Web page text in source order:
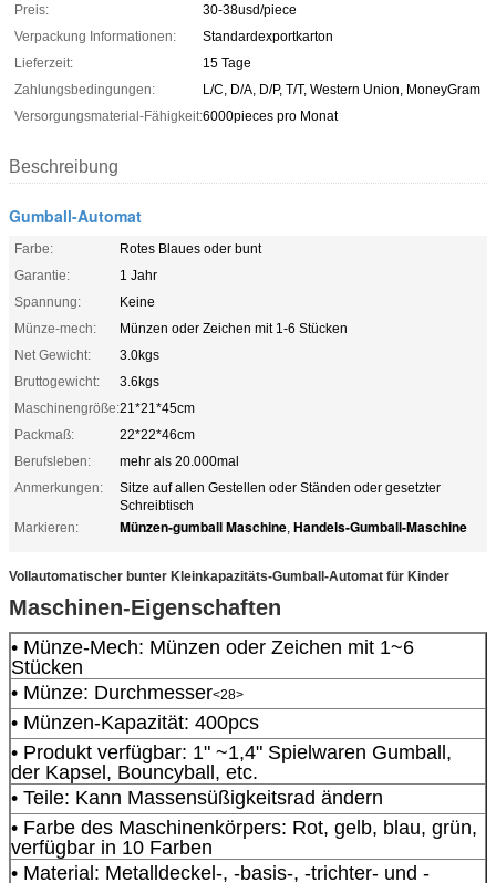
Preis:
30-38usd/piece
Verpackung Informationen:
Standardexportkarton
Lieferzeit:
15 Tage
Zahlungsbedingungen:
L/C, D/A, D/P, T/T, Western Union, MoneyGram
Versorgungsmaterial-Fähigkeit:6000pieces pro Monat
Beschreibung
Gumball-Automat
Farbe:
Rotes Blaues oder bunt
Garantie:
1 Jahr
Spannung:
Keine
Münze-mech:
Münzen oder Zeichen mit 1-6 Stücken
Net Gewicht:
3.0kgs
Bruttogewicht:
3.6kgs
Maschinengröße:21*21*45cm
Packmaß:
22*22*46cm
Berufsleben:
mehr als 20.000mal
Anmerkungen:
Sitze auf allen Gestellen oder Ständen oder gesetzter
Schreibtisch
Markieren:
Münzen-gumball Maschine, Handels-Gumball-Maschine
Vollautomatischer bunter Kleinkapazitäts-Gumball-Automat für Kinder
Maschinen-Eigenschaften
• Münze-Mech: Münzen oder Zeichen mit 1~6
Stücken
• Münze: Durchmesser<28>
• Münzen-Kapazität: 400pcs
• Produkt verfügbar: 1" ~1,4" Spielwaren Gumball,
der Kapsel, Bouncyball, etc.
• Teile: Kann Massensüßigkeitsrad ändern
• Farbe des Maschinenkörpers: Rot, gelb, blau, grün,
verfügbar in 10 Farben
• Material: Metalldeckel-, -basis-, -trichter- und -